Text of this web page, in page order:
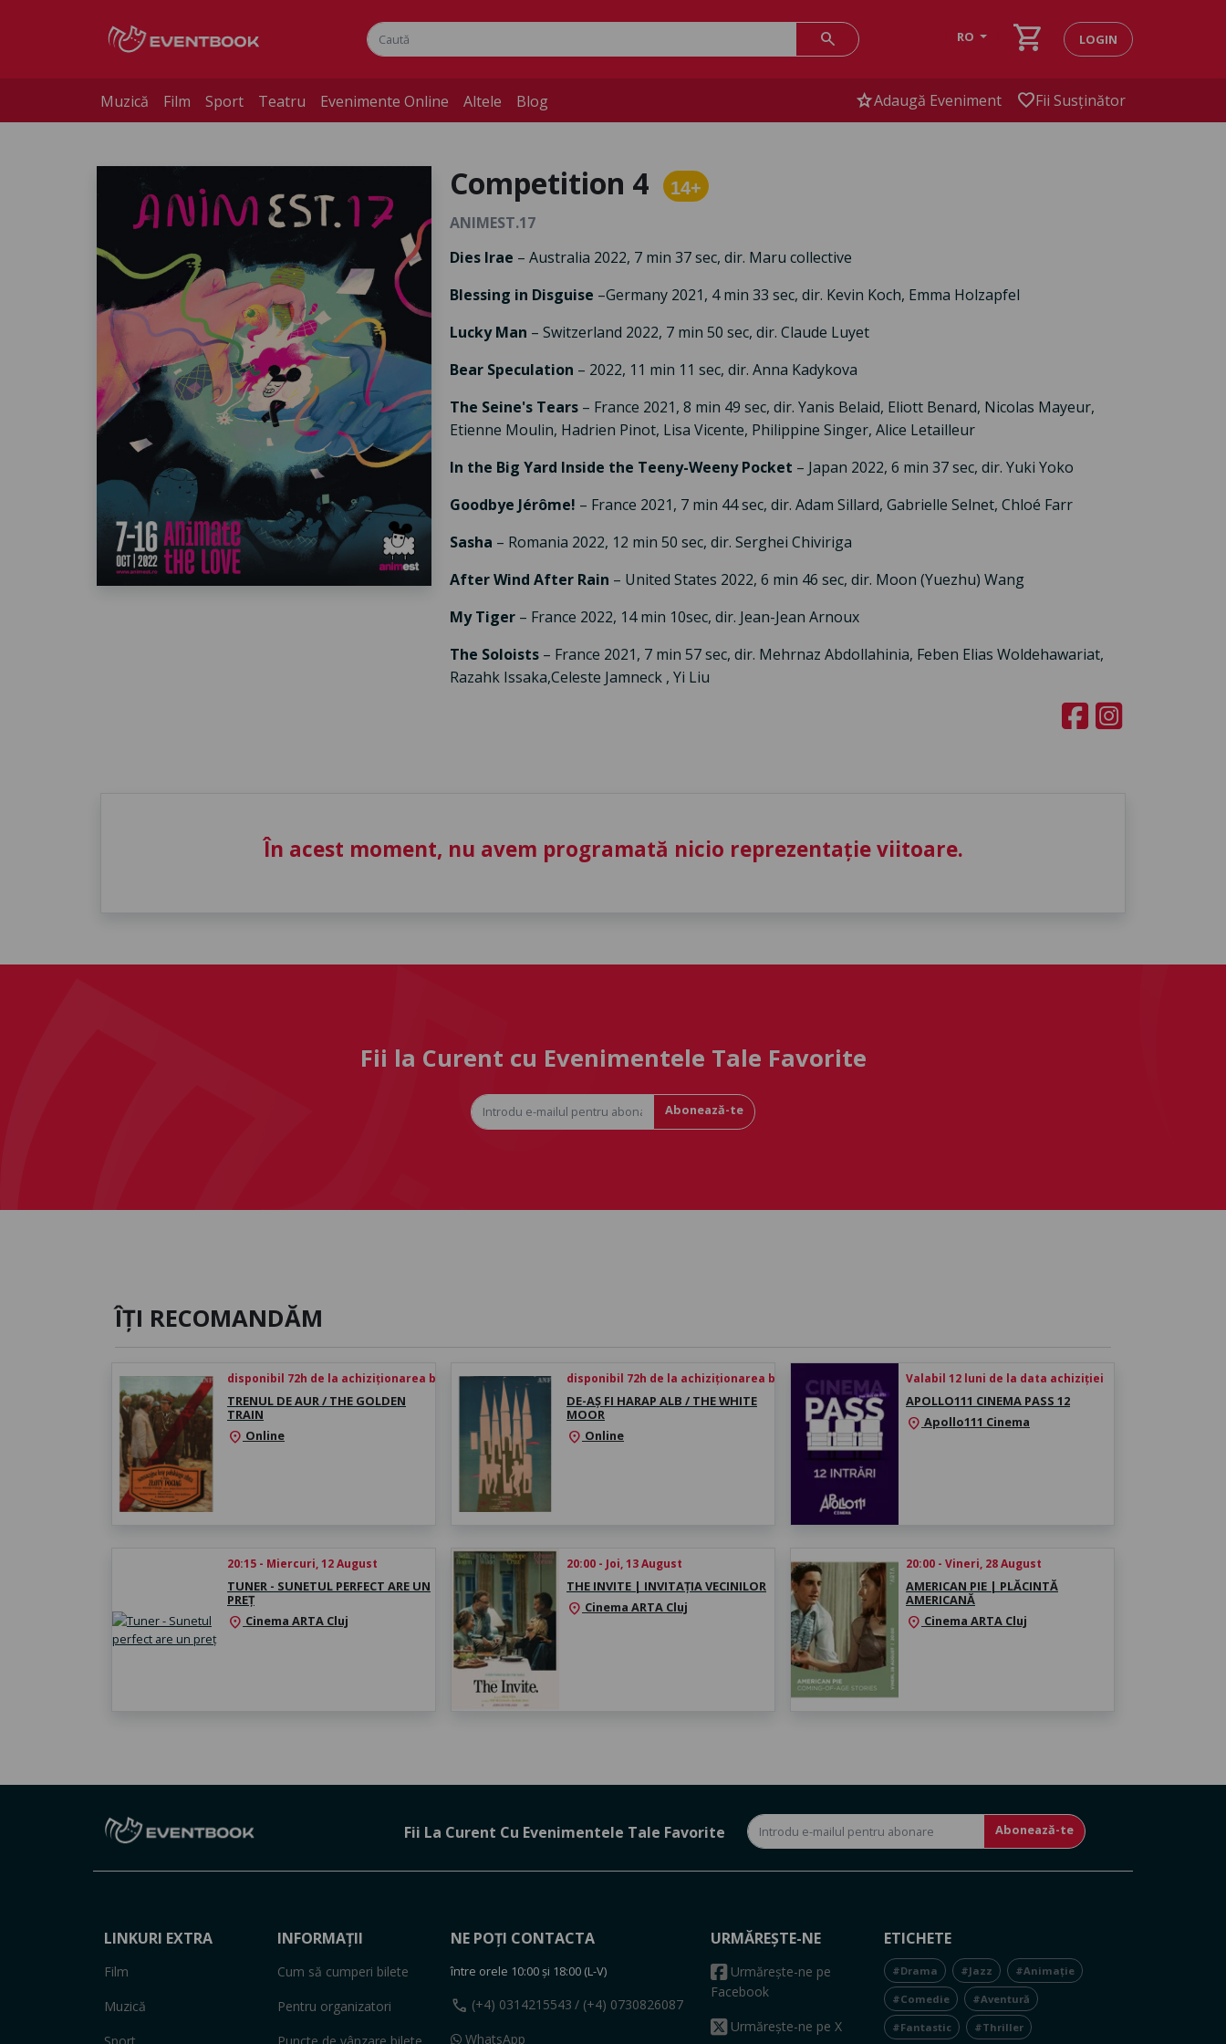
search RO shopping_cart LOGIN
Muzică Film Sport Teatru Evenimente Online Altele Blog starAdaugă Eveniment favoriteFii Susținător
Competition 4
14+
ANIMEST.17
Dies Irae – Australia 2022, 7 min 37 sec, dir. Maru collective
Blessing in Disguise –Germany 2021, 4 min 33 sec, dir. Kevin Koch, Emma Holzapfel
Lucky Man – Switzerland 2022, 7 min 50 sec, dir. Claude Luyet
Bear Speculation – 2022, 11 min 11 sec, dir. Anna Kadykova
The Seine's Tears– France 2021, 8 min 49 sec, dir. Yanis Belaid, Eliott Benard, Nicolas Mayeur,
Etienne Moulin, Hadrien Pinot, Lisa Vicente, Philippine Singer, Alice Letailleur
In the Big Yard Inside the Teeny-Weeny Pocket – Japan 2022, 6 min 37 sec, dir. Yuki Yoko
Goodbye Jérôme! – France 2021, 7 min 44 sec, dir. Adam Sillard, Gabrielle Selnet, Chloé Farr
Sasha – Romania 2022, 12 min 50 sec, dir. Serghei Chiviriga
After Wind After Rain – United States 2022, 6 min 46 sec, dir. Moon (Yuezhu) Wang
My Tiger– France 2022, 14 min 10sec, dir. Jean-Jean Arnoux
The Soloists– France 2021, 7 min 57 sec, dir. Mehrnaz Abdollahinia, Feben Elias Woldehawariat,
Razahk Issaka,Celeste Jamneck , Yi Liu
În acest moment, nu avem programată nicio reprezentație viitoare.
Fii la Curent cu Evenimentele Tale Favorite
Abonează-te
ÎȚI RECOMANDĂM
disponibil 72h de la achiziționarea biletului
TRENUL DE AUR / THE GOLDEN
TRAIN
location_on Online
disponibil 72h de la achiziționarea biletului
DE-AȘ FI HARAP ALB / THE WHITE
MOOR
location_on Online
Valabil 12 luni de la data achiziției
APOLLO111 CINEMA PASS 12
location_on Apollo111 Cinema
20:15 - Miercuri, 12 August
TUNER - SUNETUL PERFECT ARE UN
PREȚ
location_on Cinema ARTA Cluj
20:00 - Joi, 13 August
THE INVITE | INVITAȚIA VECINILOR
location_on Cinema ARTA Cluj
20:00 - Vineri, 28 August
AMERICAN PIE | PLĂCINTĂ
AMERICANĂ
location_on Cinema ARTA Cluj
Fii La Curent Cu Evenimentele Tale Favorite Abonează-te
LINKURI EXTRA
Film
Muzică
INFORMAȚII
Cum să cumperi bilete
Pentru organizatori
NE POȚI CONTACTA
între orele 10:00 și 18:00 (L-V)
call (+4) 0314215543 / (+4) 0730826087
WhatsApp
URMĂREȘTE-NE
Urmărește-ne pe
Facebook
Urmărește-ne pe X
ETICHETE
#Drama #Jazz #Animație
#Comedie #Aventură
#Fantastic #Thriller